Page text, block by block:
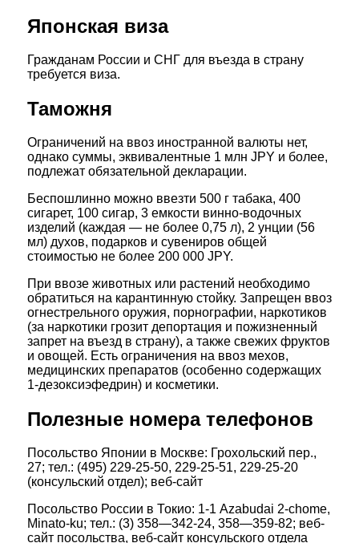
Японская виза
Гражданам России и СНГ для въезда в страну
требуется виза.
Таможня
Ограничений на ввоз иностранной валюты нет,
однако суммы, эквивалентные 1 млн JPY и более,
подлежат обязательной декларации.
Беспошлинно можно ввезти 500 г табака, 400
сигарет, 100 сигар, 3 емкости винно-водочных
изделий (каждая — не более 0,75 л), 2 унции (56
мл) духов, подарков и сувениров общей
стоимостью не более 200 000 JPY.
При ввозе животных или растений необходимо
обратиться на карантинную стойку. Запрещен ввоз
огнестрельного оружия, порнографии, наркотиков
(за наркотики грозит депортация и пожизненный
запрет на въезд в страну), а также свежих фруктов
и овощей. Есть ограничения на ввоз мехов,
медицинских препаратов (особенно содержащих
1-дезоксиэфедрин) и косметики.
Полезные номера телефонов
Посольство Японии в Москве: Грохольский пер.,
27; тел.: (495) 229-25-50, 229-25-51, 229-25-20
(консульский отдел); веб-сайт
Посольство России в Токио: 1-1 Azabudai 2-chome,
Minato-ku; тел.: (3) 358—342-24, 358—359-82; веб-
сайт посольства, веб-сайт консульского отдела